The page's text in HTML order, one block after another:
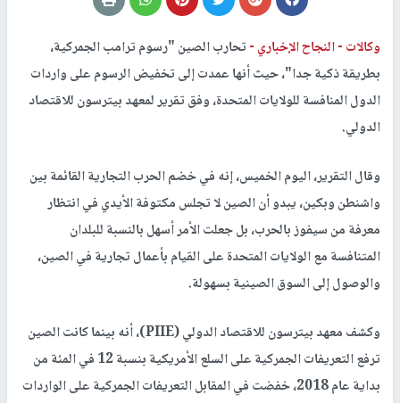
وكالات -النجاح الإخباري -تحارب الصين "رسوم ترامب الجمركية،
بطريقة ذكية جدا"، حيث أنها عمدت إلى تخفيض الرسوم على واردات
الدول المنافسة للولايات المتحدة، وفق تقرير لمعهد بيترسون للاقتصاد
الدولي.
وقال التقرير، اليوم الخميس، إنه في خضم الحرب التجارية القائمة بين
واشنطن وبكين، يبدو أن الصين لا تجلس مكتوفة الأيدي في انتظار
معرفة من سيفوز بالحرب، بل جعلت الأمر أسهل بالنسبة للبلدان
المتنافسة مع الولايات المتحدة على القيام بأعمال تجارية في الصين،
والوصول إلى السوق الصينية بسهولة.
وكشف معهد بيترسون للاقتصاد الدولي (PIIE)، أنه بينما كانت الصين
ترفع التعريفات الجمركية على السلع الأمريكية بنسبة 12 في المئة من
بداية عام 2018، خفضت في المقابل التعريفات الجمركية على الواردات